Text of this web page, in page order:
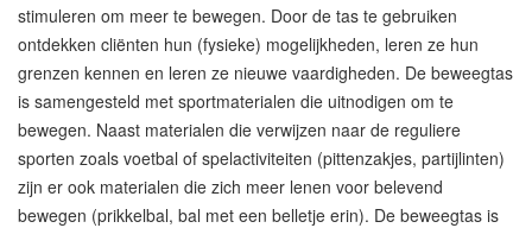
stimuleren om meer te bewegen. Door de tas te gebruiken
ontdekken cliënten hun (fysieke) mogelijkheden, leren ze hun
grenzen kennen en leren ze nieuwe vaardigheden. De beweegtas
is samengesteld met sportmaterialen die uitnodigen om te
bewegen. Naast materialen die verwijzen naar de reguliere
sporten zoals voetbal of spelactiviteiten (pittenzakjes, partijlinten)
zijn er ook materialen die zich meer lenen voor belevend
bewegen (prikkelbal, bal met een belletje erin). De beweegtas is